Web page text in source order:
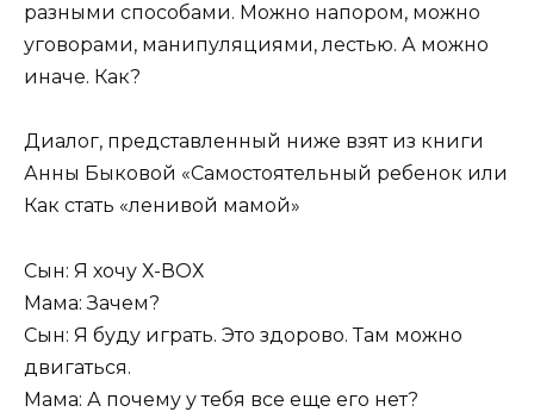
разными способами. Можно напором, можно
уговорами, манипуляциями, лестью. А можно
иначе. Как?
Диалог, представленный ниже взят из книги
Анны Быковой «Самостоятельный ребенок или
Как стать «ленивой мамой»
Сын: Я хочу Х-ВОХ
Мама: Зачем?
Сын: Я буду играть. Это здорово. Там можно
двигаться.
Мама: А почему у тебя все еще его нет?